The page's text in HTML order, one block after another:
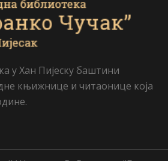
у Хан Пијеску баштини
књижнице и читаонице која